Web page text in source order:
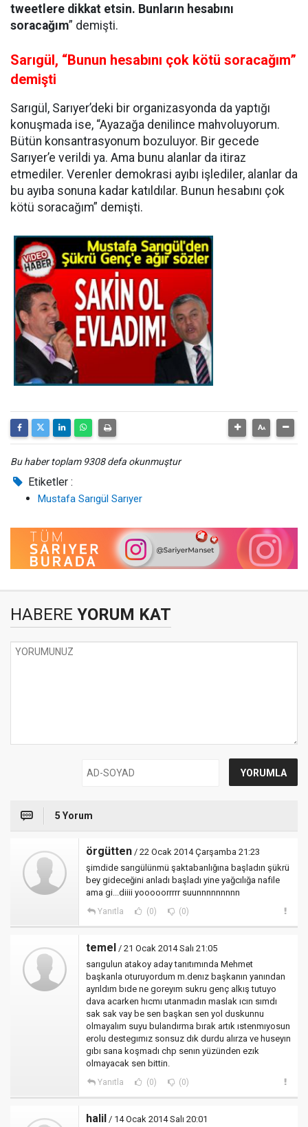
tweetlere dikkat etsin. Bunların hesabını
soracağım” demişti.
Sarıgül, “Bunun hesabını çok kötü soracağım”
demişti
Sarıgül, Sarıyer’deki bir organizasyonda da yaptığı
konuşmada ise, “Ayazağa denilince mahvoluyorum.
Bütün konsantrasyonum bozuluyor. Bir gecede
Sarıyer’e verildi ya. Ama bunu alanlar da itiraz
etmediler. Verenler demokrasi ayıbı işlediler, alanlar da
bu ayıba sonuna kadar katıldılar. Bunun hesabını çok
kötü soracağım” demişti.
Bu haber toplam 9308 defa okunmuştur
Etiketler :
Mustafa Sarıgül Sarıyer
HABERE YORUM KAT
5 Yorum
örgütten / 22 Ocak 2014 Çarşamba 21:23
şimdide sarıgülünmü şaktabanlığına başladın şükrü
bey gideceğini anladı başladı yine yağcılığa nafile
ama gi...diiii yooooorrrrr suunnnnnnnnn
Yanıtla (0) (0)
temel / 21 Ocak 2014 Salı 21:05
sarıgulun atakoy aday tanıtımında Mehmet
başkanla oturuyordum m.denız başkanın yanından
ayrıldım bıde ne goreyım sukru genç alkış tutuyo
dava acarken hıcmı utanmadın maslak ıcın sımdı
sak sak vay be sen başkan sen yol duskunnu
olmayalım suyu bulandırma bırak artık ıstenmıyosun
erolu destegımız sonsuz dık durdu alırza ve huseyın
gıbı sana koşmadı chp senın yüzünden ezık
olmayacak sen bittin.
Yanıtla (0) (0)
halil / 14 Ocak 2014 Salı 20:01